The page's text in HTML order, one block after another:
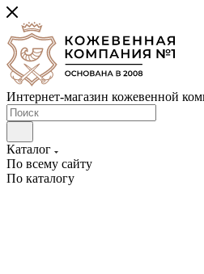
Интернет-магазин кожевенной
Каталог
По всему сайту
По каталогу